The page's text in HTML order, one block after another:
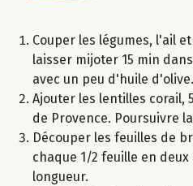
Couper les légumes, l'ail
laisser mijoter 15 min
avec un peu d'huile d'olive.
Ajouter les lentilles corail,
de Provence. Poursuivre
Découper les feuilles de
chaque 1/2 feuille en
longueur.